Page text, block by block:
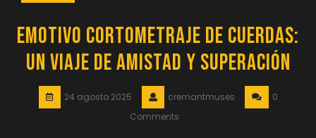
Emotivo Cortometraje de Cuerdas:
Un Viaje de Amistad y Superación
24 agosto 2025 cremantmuses
0
Comments